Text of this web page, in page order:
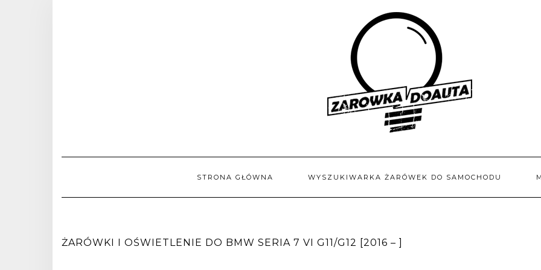
STRONA GŁÓWNA WYSZUKIWARKA ŻARÓWEK DO SAMOCHODU
ŻARÓWKI I OŚWIETLENIE DO BMW SERIA 7 VI G11/G12 [2016 – ]